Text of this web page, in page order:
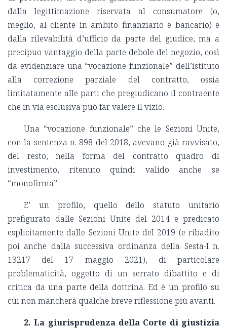
dalla legittimazione riservata al consumatore (o,
meglio, al cliente in ambito finanziario e bancario) e
dalla rilevabilità d’ufficio da parte del giudice, ma a
precipuo vantaggio della parte debole del negozio, così
da evidenziare una “vocazione funzionale” dell’istituto
alla correzione parziale del contratto, ossia
limitatamente alle parti che pregiudicano il contraente
che in via esclusiva può far valere il vizio.
Una “vocazione funzionale” che le Sezioni Unite,
con la sentenza n. 898 del 2018, avevano già ravvisato,
del resto, nella forma del contratto quadro di
investimento, ritenuto quindi valido anche se
“monofirma”.
E’ un profilo, quello dello statuto unitario
prefigurato dalle Sezioni Unite del 2014 e predicato
esplicitamente dalle Sezioni Unite del 2019 (e ribadito
poi anche dalla successiva ordinanza della Sesta-I n.
13217 del 17 maggio 2021), di particolare
problematicità, oggetto di un serrato dibattito e di
critica da una parte della dottrina. Ed è un profilo su
cui non mancherà qualche breve riflessione più avanti.
2. La giurisprudenza della Corte di giustizia